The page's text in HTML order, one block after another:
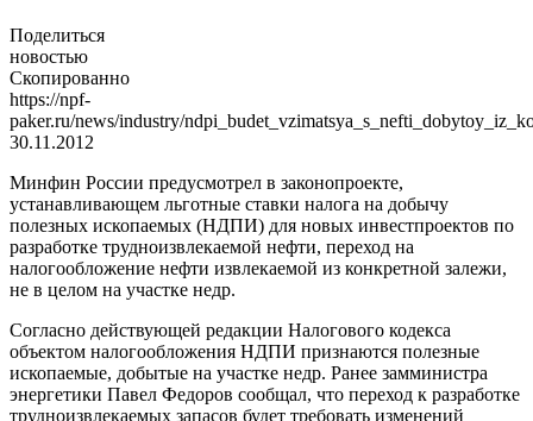
Поделиться
новостью
Скопированно
https://npf-
paker.ru/news/industry/
30.11.2012
Минфин России предусмотрел в законопроекте,
устанавливающем льготные ставки налога на добычу
полезных ископаемых (НДПИ) для новых инвестпроектов по
разработке трудноизвлекаемой нефти, переход на
налогообложение нефти извлекаемой из конкретной залежи,
не в целом на участке недр.
Согласно действующей редакции Налогового кодекса
объектом налогообложения НДПИ признаются полезные
ископаемые, добытые на участке недр. Ранее замминистра
энергетики Павел Федоров сообщал, что переход к разработке
трудноизвлекаемых запасов будет требовать изменений